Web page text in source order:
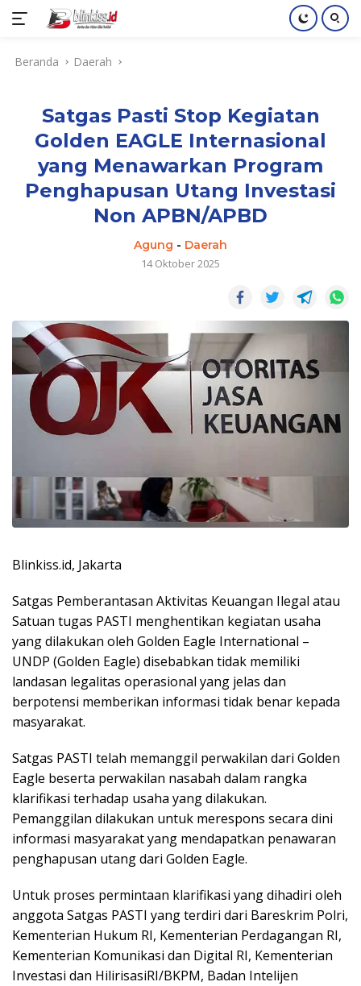
Beranda Daerah
Satgas Pasti Stop Kegiatan
Golden EAGLE Internasional
yang Menawarkan Program
Penghapusan Utang Investasi
Non APBN/APBD
Agung - Daerah
14 Oktober 2025
Blinkiss.id, Jakarta
Satgas Pemberantasan Aktivitas Keuangan Ilegal atau
Satuan tugas PASTI menghentikan kegiatan usaha
yang dilakukan oleh Golden Eagle International –
UNDP (Golden Eagle) disebabkan tidak memiliki
landasan legalitas operasional yang jelas dan
berpotensi memberikan informasi tidak benar kepada
masyarakat.
Satgas PASTI telah memanggil perwakilan dari Golden
Eagle beserta perwakilan nasabah dalam rangka
klarifikasi terhadap usaha yang dilakukan.
Pemanggilan dilakukan untuk merespons secara dini
informasi masyarakat yang mendapatkan penawaran
penghapusan utang dari Golden Eagle.
Untuk proses permintaan klarifikasi yang dihadiri oleh
anggota Satgas PASTI yang terdiri dari Bareskrim Polri,
Kementerian Hukum RI, Kementerian Perdagangan RI,
Kementerian Komunikasi dan Digital RI, Kementerian
Investasi dan HilirisasiRI/BKPM, Badan Intelijen